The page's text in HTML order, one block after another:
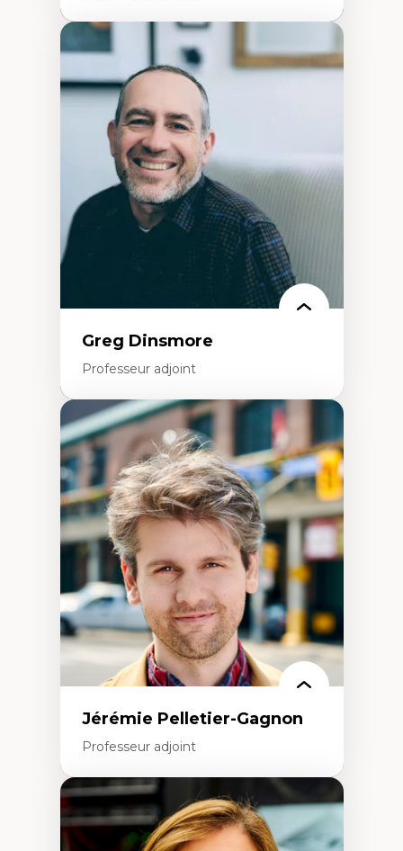
Expertises
Démocratisation des nouvelles
technologies et biotechnologies
Données ouvertes
Bioart, programmation et électronique
créatives
Histoire sociale et culturelle des
technologies numériques
Résistances et droits numériques
Internet des objets
Métavers
Problématiques relatives à l’intelligence
artificielle, l’apprentissage machine et les
Féminismes et nouvelles technologies
Greg Dinsmore
Professeur adjoint
Expertises
Fragmentation des auditoires médiatiques
Analyse multi-plateforme des auditoires
médiatiques
Analyse des comportements numériques à
travers les données massives et l’IA
Recherche quantitative et qualitative sur
les auditoires médiatiques
Épistémologie des techniques de recherche
numérique et l’IA
Théorie des droits de la personne
La pensée politique d’Hannah Arendt
La pensée politique à l’ère numérique
Justice internationale et normes
internationales
Jérémie Pelletier-Gagnon
Professeur adjoint
Expertises
Études du jeu vidéo
Fouille de textes